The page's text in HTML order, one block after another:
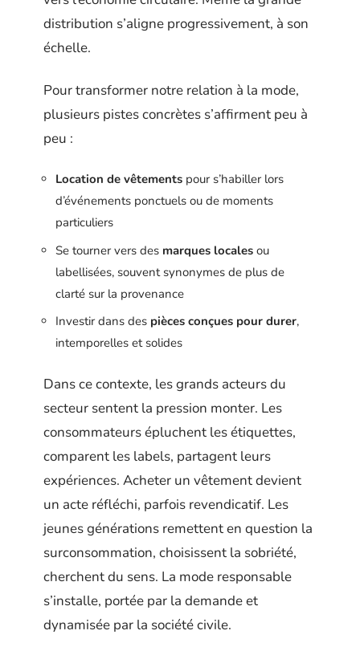
distribution s’aligne progressivement, à son
échelle.
Pour transformer notre relation à la mode,
plusieurs pistes concrètes s’affirment peu à
peu :
Location de vêtements pour s’habiller lors
d’événements ponctuels ou de moments
particuliers
Se tourner vers des marques locales ou
labellisées, souvent synonymes de plus de
clarté sur la provenance
Investir dans des pièces conçues pour durer,
intemporelles et solides
Dans ce contexte, les grands acteurs du
secteur sentent la pression monter. Les
consommateurs épluchent les étiquettes,
comparent les labels, partagent leurs
expériences. Acheter un vêtement devient
un acte réfléchi, parfois revendicatif. Les
jeunes générations remettent en question la
surconsommation, choisissent la sobriété,
cherchent du sens. La mode responsable
s’installe, portée par la demande et
dynamisée par la société civile.